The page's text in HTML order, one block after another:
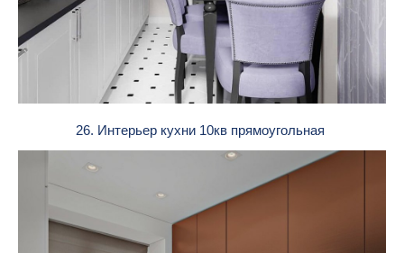
26. Интерьер кухни 10кв прямоугольная